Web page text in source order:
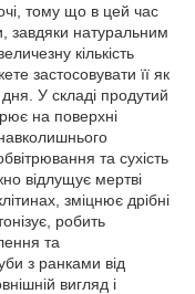
тому що в цей час
завдяки натуральним
кількість
застосовувати її як
У складі продутий
на поверхні
та сухість
відлущує мертві
зміцнює дрібні
робить
та
з ранками від
вигляд і